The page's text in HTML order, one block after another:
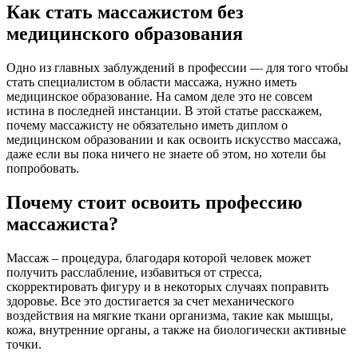
Как стать массажистом без
медицинского образования
Одно из главных заблуждений в профессии — для того чтобы
стать специалистом в области массажа, нужно иметь
медицинское образование. На самом деле это не совсем
истина в последней инстанции. В этой статье расскажем,
почему массажисту не обязательно иметь диплом о
медицинском образовании и как освоить искусство массажа,
даже если вы пока ничего не знаете об этом, но хотели бы
попробовать.
Почему стоит освоить профессию
массажиста?
Массаж – процедура, благодаря которой человек может
получить расслабление, избавиться от стресса,
скорректировать фигуру и в некоторых случаях поправить
здоровье. Все это достигается за счет механического
воздействия на мягкие ткани организма, такие как мышцы,
кожа, внутренние органы, а также на биологически активные
точки.